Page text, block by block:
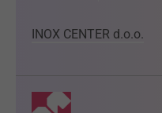
INOX CENTER d.o.o.